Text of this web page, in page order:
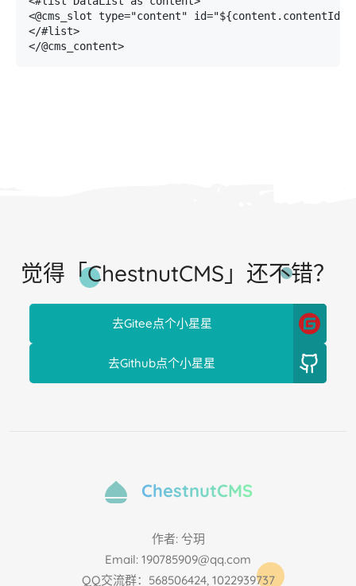
<@cms_slot type="content"
</#list>
觉得「ChestnutCMS」还不错？
去Gitee点个小星星
去Github点个小星星
ChestnutCMS
作者: 兮玥
Email: 190785909@qq.com
QQ交流群：568506424, 1022939737